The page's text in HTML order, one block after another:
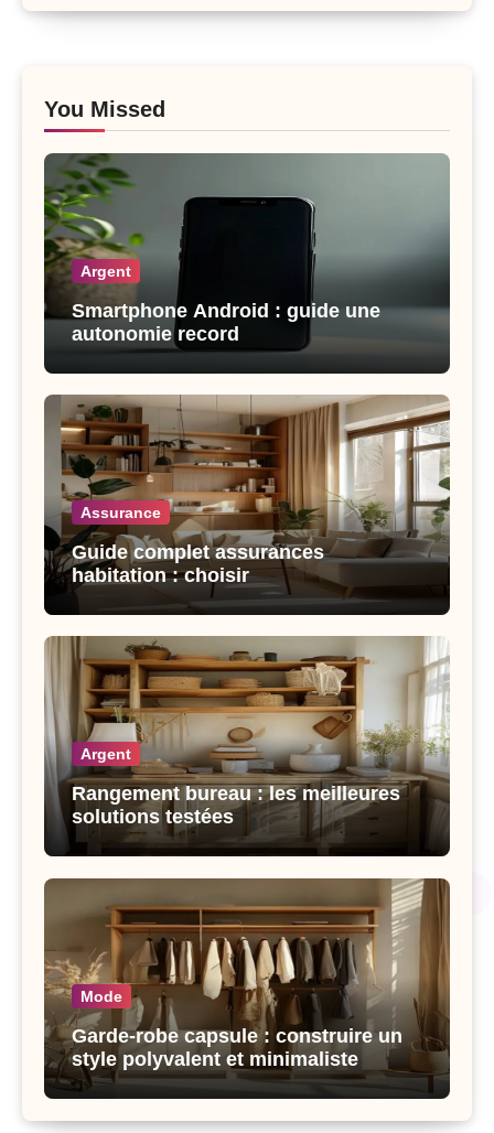
You Missed
Argent
Smartphone Android : guide une
autonomie record
Assurance
Guide complet assurances
habitation : choisir
Argent
Rangement bureau : les meilleures
solutions testées
Mode
Garde-robe capsule : construire un
style polyvalent et minimaliste